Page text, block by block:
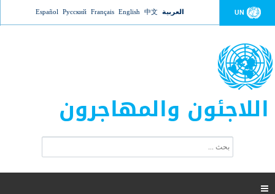
Jump to navigation UN العربية 中文
English
Français
Русский
Español
اللاجئون والمهاجرون
ت
ب
